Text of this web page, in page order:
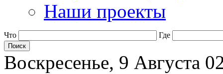
Наши проекты
Что Где
Воскресенье, 9 Августа